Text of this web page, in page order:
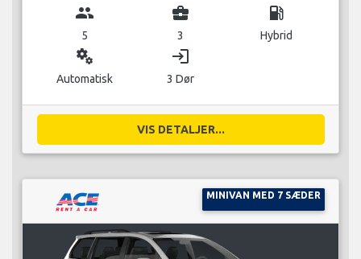
group
5
business_center
3
local_gas_station
Hybrid
miscellaneous_services
Automatisk
login
3 Dør
VIS DETALJER...
MINIVAN MED 7 SÆDER